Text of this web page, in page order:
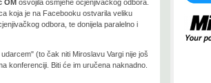
OM osvojila osmjehe ocjenjivačkog odbora.
koja je na Facebooku ostvarila veliku
odbora, te donijela paralelno i
udarcem" (to čak niti Miroslavu Vargi nije još
konferenciji. Biti će im uručena naknadno.